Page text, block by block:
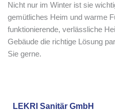
Nicht nur im Winter ist sie
gemütliches Heim und warme
funktionierende, verlässliche
Gebäude die richtige Lösung
Sie gerne.
LEKRI Sanitär GmbH